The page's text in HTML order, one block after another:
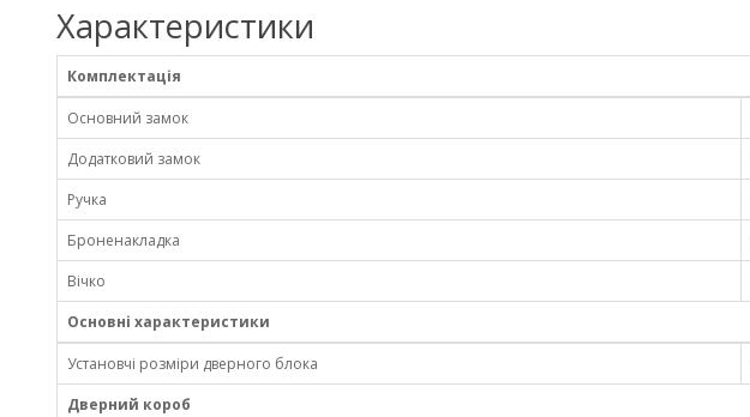
Характеристики
Комплектація
Основний замок
Додатковий замок
Ручка
Броненакладка
Вічко
Основні характеристики
Установчі розміри дверного блока
Дверний короб